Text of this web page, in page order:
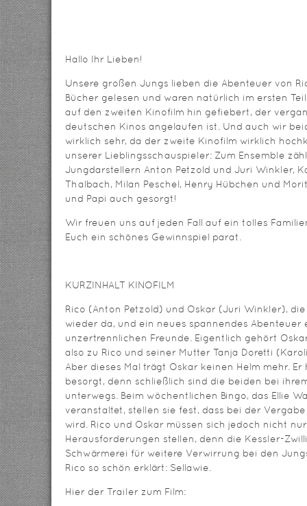
Hallo Ihr Lieben!
Unsere großen Jungs lieben die Abenteuer von
Bücher gelesen und waren natürlich im ersten
auf den zweiten Kinofilm hin gefiebert, der
deutschen Kinos angelaufen ist. Und auch wir
wirklich sehr, da der zweite Kinofilm wirklich
unserer Lieblingsschauspieler: Zum Ensemble
Jungdarstellern Anton Petzold und Juri Winkler,
Thalbach, Milan Peschel, Henry Hübchen und
und Papi auch gesorgt!
Wir freuen uns auf jeden Fall auf ein tolles
Euch ein schönes Gewinnspiel parat.
KURZINHALT KINOFILM
Rico (Anton Petzold) und Oskar (Juri Winkler),
wieder da, und ein neues spannendes
unzertrennlichen Freunde. Eigentlich gehört
also zu Rico und seiner Mutter Tanja Doretti
Aber dieses Mal trägt Oskar keinen Helm mehr.
besorgt, denn schließlich sind die beiden bei
unterwegs. Beim wöchentlichen Bingo, das Ellie
veranstaltet, stellen sie fest, dass bei der
wird. Rico und Oskar müssen sich jedoch nicht
Herausforderungen stellen, denn die Kessler-
Schwärmerei für weitere Verwirrung bei den
Rico so schön erklärt: Sellawie.
Hier der Trailer zum Film: